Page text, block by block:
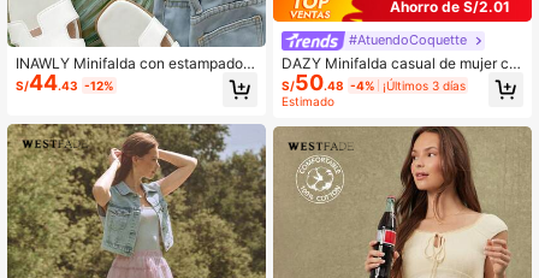
INAWLY Minifalda con estampado fl
oral y volantes de encaje
S/44.43 -12%
Ahorro de S/2.01
#AtuendoCoquette
DAZY Minifalda casual de mujer co
n plisado en unicolor, verano
S/50.48 -4% ¡Últimos 3 días
Estimado